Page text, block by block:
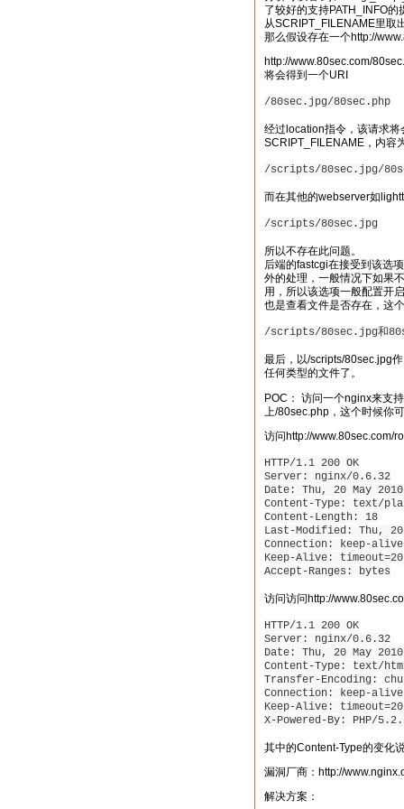
了较好的支持PATH_INFO
从SCRIPT_FILENAME里取
那么假设存在一个http://
http://www.80sec.com/
将会得到一个URI
/80sec.jpg/80sec.php
经过location指令，该请求
SCRIPT_FILENAME，内容
/scripts/80sec.jpg/
而在其他的webserver如
/scripts/80sec.jpg
所以不存在此问题。
后端的fastcgi在接受到该选
外的处理，一般情况下如果
用，所以该选项一般配置开
也是查看文件是否存在，这
/scripts/80sec.jpg和
最后，以/scripts/80sec.jpg
任何类型的文件了。
POC： 访问一个nginx来支
上/80sec.php，这个时候你
访问http://www.80sec.com/
HTTP/1.1 200 OK
Server: nginx/0.6.32
Date: Thu, 20 May
Content-Type: text/
Content-Length: 18
Last-Modified: Thu, 20
Connection: keep-alive
Keep-Alive: timeout=20
Accept-Ranges: bytes
访问访问http://
HTTP/1.1 200 OK
Server: nginx/0.6.32
Date: Thu, 20 May
Content-Type: text/
Transfer-Encoding:
Connection: keep-alive
Keep-Alive: timeout=20
X-Powered-By: PHP/
其中的Content-Type的变化
漏洞厂商：http://
解决方案：